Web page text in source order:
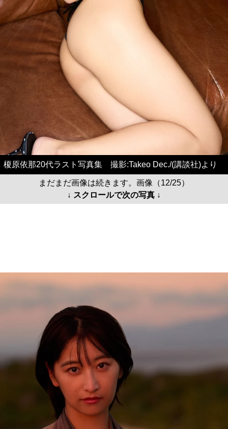
榎原依那20代ラスト写真集 撮影:Takeo Dec./(講談社)より
まだまだ画像は続きます。画像（12/25）
↓ スクロールで次の写真 ↓